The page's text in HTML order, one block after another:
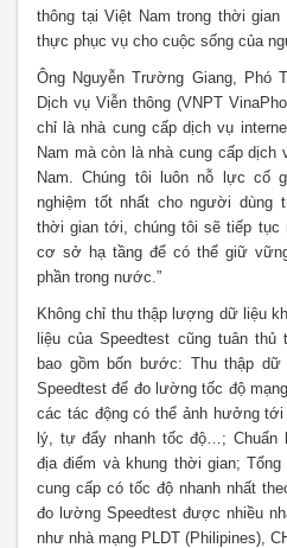
thông tại Việt Nam trong thời
thực phục vụ cho cuộc sống của
Ông Nguyễn Trường Giang, Phó
Dịch vụ Viễn thông (VNPT
chỉ là nhà cung cấp dịch vụ
Nam mà còn là nhà cung cấp
Nam. Chúng tôi luôn nỗ lực cố
nghiệm tốt nhất cho người dùng
thời gian tới, chúng tôi sẽ tiếp tục
cơ sở hạ tầng để có thể giữ
phần trong nước.”
Không chỉ thu thập lượng dữ liệu
liệu của Speedtest cũng tuân
bao gồm bốn bước: Thu thập
Speedtest để đo lường tốc độ
các tác động có thể ảnh hưởng
lý, tự đẩy nhanh tốc độ…; Chuẩn
địa điểm và khung thời gian;
cung cấp có tốc độ nhanh nhất
đo lường Speedtest được nhiều
như nhà mạng PLDT (Philipines),